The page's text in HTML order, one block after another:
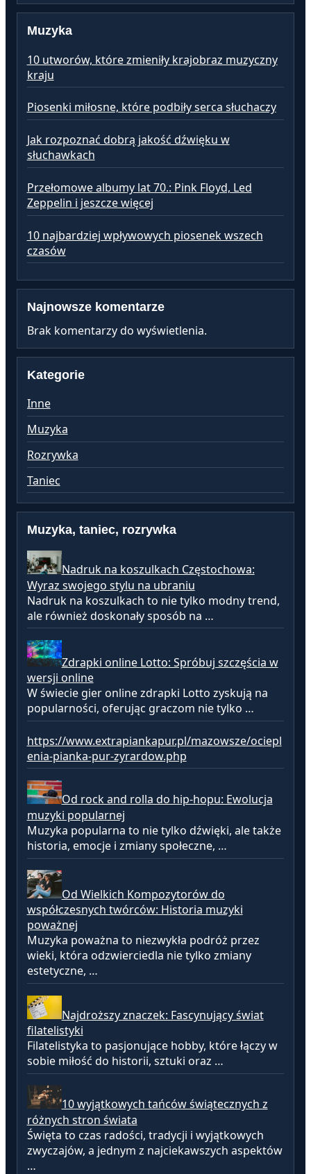
Muzyka
10 utworów, które zmieniły krajobraz muzyczny
kraju
Piosenki miłosne, które podbiły serca słuchaczy
Jak rozpoznać dobrą jakość dźwięku w
słuchawkach
Przełomowe albumy lat 70.: Pink Floyd, Led
Zeppelin i jeszcze więcej
10 najbardziej wpływowych piosenek wszech
czasów
Najnowsze komentarze
Brak komentarzy do wyświetlenia.
Kategorie
Inne
Muzyka
Rozrywka
Taniec
Muzyka, taniec, rozrywka
Nadruk na koszulkach Częstochowa:
Wyraz swojego stylu na ubraniu
Nadruk na koszulkach to nie tylko modny trend,
ale również doskonały sposób na …
Zdrapki online Lotto: Spróbuj szczęścia w
wersji online
W świecie gier online zdrapki Lotto zyskują na
popularności, oferując graczom nie tylko …
https://www.extrapiankapur.pl/mazowsze/ociepl
enia-pianka-pur-zyrardow.php
Od rock and rolla do hip-hopu: Ewolucja
muzyki popularnej
Muzyka popularna to nie tylko dźwięki, ale także
historia, emocje i zmiany społeczne, …
Od Wielkich Kompozytorów do
współczesnych twórców: Historia muzyki
poważnej
Muzyka poważna to niezwykła podróż przez
wieki, która odzwierciedla nie tylko zmiany
estetyczne, …
Najdroższy znaczek: Fascynujący świat
filatelistyki
Filatelistyka to pasjonujące hobby, które łączy w
sobie miłość do historii, sztuki oraz …
10 wyjątkowych tańców świątecznych z
różnych stron świata
Święta to czas radości, tradycji i wyjątkowych
zwyczajów, a jednym z najciekawszych aspektów
…